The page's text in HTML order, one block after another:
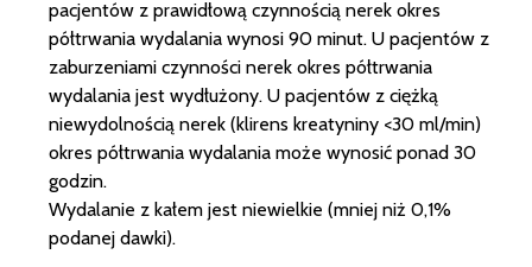
pacjentów z prawidłową czynnością nerek okres
półtrwania wydalania wynosi 90 minut. U pacjentów z
zaburzeniami czynności nerek okres półtrwania
wydalania jest wydłużony. U pacjentów z ciężką
niewydolnością nerek (klirens kreatyniny <30 ml/min)
okres półtrwania wydalania może wynosić ponad 30
godzin.
Wydalanie z kałem jest niewielkie (mniej niż 0,1%
podanej dawki).